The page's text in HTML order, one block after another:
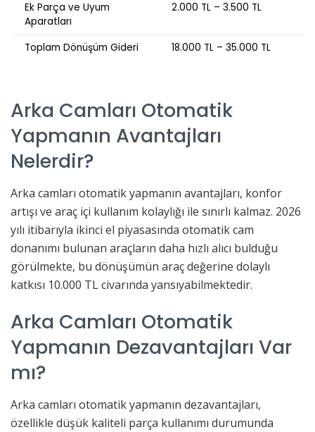
Ek Parça ve Uyum
Aparatları
2.000 TL – 3.500 TL
Toplam Dönüşüm Gideri 18.000 TL – 35.000 TL
Arka Camları Otomatik
Yapmanın Avantajları
Nelerdir?
Arka camları otomatik yapmanın avantajları, konfor
artışı ve araç içi kullanım kolaylığı ile sınırlı kalmaz. 2026
yılı itibarıyla ikinci el piyasasında otomatik cam
donanımı bulunan araçların daha hızlı alıcı bulduğu
görülmekte, bu dönüşümün araç değerine dolaylı
katkısı 10.000 TL civarında yansıyabilmektedir.
Arka Camları Otomatik
Yapmanın Dezavantajları Var
mı?
Arka camları otomatik yapmanın dezavantajları,
özellikle düşük kaliteli parça kullanımı durumunda